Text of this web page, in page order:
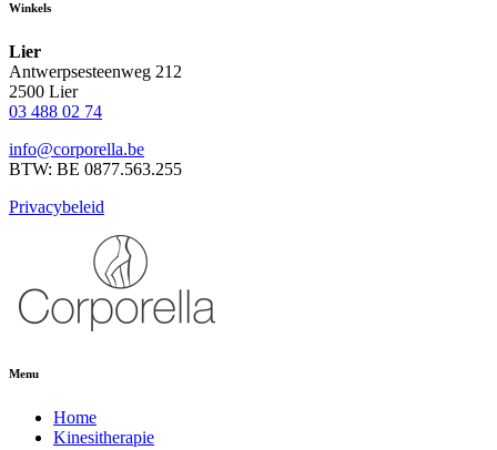
Winkels
Lier
Antwerpsesteenweg 212
2500 Lier
03 488 02 74
info@corporella.be
BTW: BE 0877.563.255
Privacybeleid
Menu
Home
Kinesitherapie